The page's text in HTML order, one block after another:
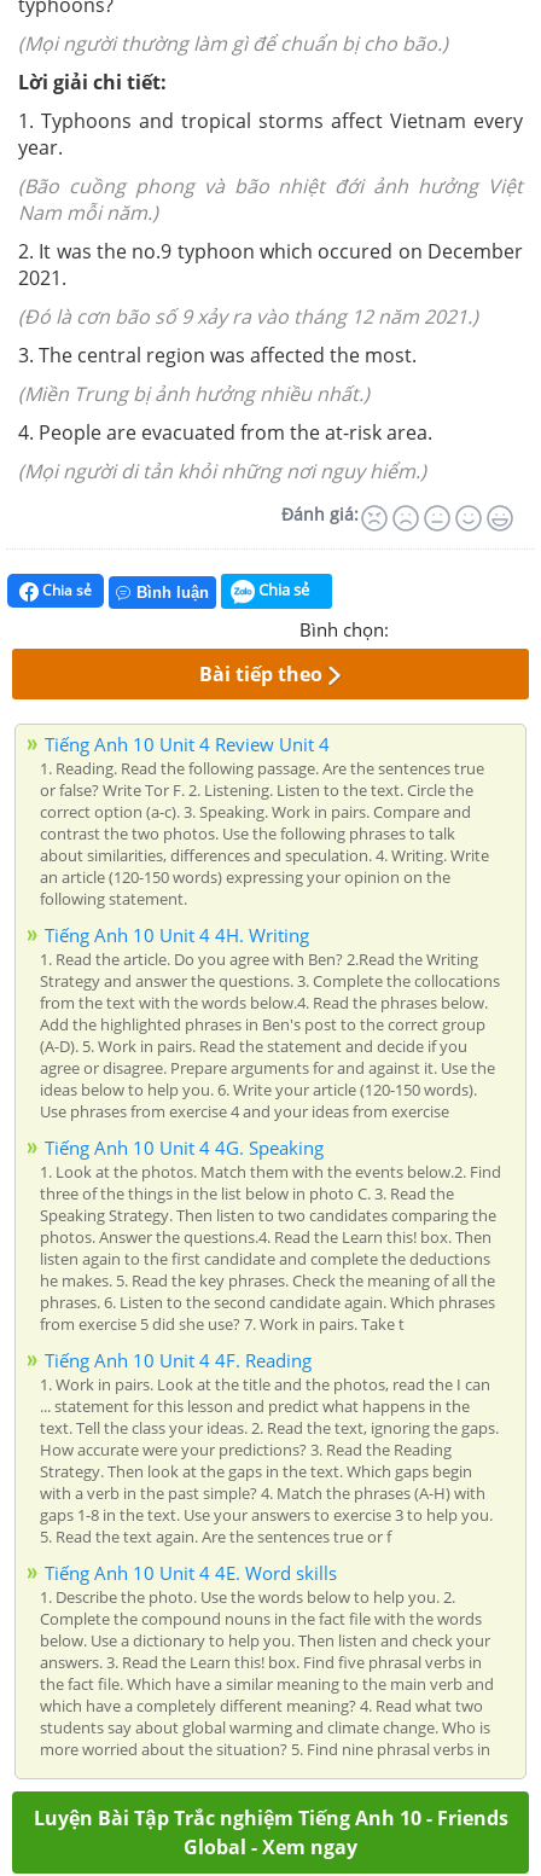
typhoons?
(Mọi người thường làm gì để chuẩn bị cho bão.)
Lời giải chi tiết:
1. Typhoons and tropical storms affect Vietnam every
year.
(Bão cuồng phong và bão nhiệt đới ảnh hưởng Việt
Nam mỗi năm.)
2. It was the no.9 typhoon which occured on December
2021.
(Đó là cơn bão số 9 xảy ra vào tháng 12 năm 2021.)
3. The central region was affected the most.
(Miền Trung bị ảnh hưởng nhiều nhất.)
4. People are evacuated from the at-risk area.
(Mọi người di tản khỏi những nơi nguy hiểm.)
Đánh giá:
Chia sẻ Bình luận Chia sẻ
Bình chọn:
Bài tiếp theo
Tiếng Anh 10 Unit 4 Review Unit 4
1. Reading. Read the following passage. Are the sentences true
or false? Write Tor F. 2. Listening. Listen to the text. Circle the
correct option (a-c). 3. Speaking. Work in pairs. Compare and
contrast the two photos. Use the following phrases to talk
about similarities, differences and speculation. 4. Writing. Write
an article (120-150 words) expressing your opinion on the
following statement.
Tiếng Anh 10 Unit 4 4H. Writing
1. Read the article. Do you agree with Ben? 2.Read the Writing
Strategy and answer the questions. 3. Complete the collocations
from the text with the words below.4. Read the phrases below.
Add the highlighted phrases in Ben's post to the correct group
(A-D). 5. Work in pairs. Read the statement and decide if you
agree or disagree. Prepare arguments for and against it. Use the
ideas below to help you. 6. Write your article (120-150 words).
Use phrases from exercise 4 and your ideas from exercise
Tiếng Anh 10 Unit 4 4G. Speaking
1. Look at the photos. Match them with the events below.2. Find
three of the things in the list below in photo C. 3. Read the
Speaking Strategy. Then listen to two candidates comparing the
photos. Answer the questions.4. Read the Learn this! box. Then
listen again to the first candidate and complete the deductions
he makes. 5. Read the key phrases. Check the meaning of all the
phrases. 6. Listen to the second candidate again. Which phrases
from exercise 5 did she use? 7. Work in pairs. Take t
Tiếng Anh 10 Unit 4 4F. Reading
1. Work in pairs. Look at the title and the photos, read the I can
... statement for this lesson and predict what happens in the
text. Tell the class your ideas. 2. Read the text, ignoring the gaps.
How accurate were your predictions? 3. Read the Reading
Strategy. Then look at the gaps in the text. Which gaps begin
with a verb in the past simple? 4. Match the phrases (A-H) with
gaps 1-8 in the text. Use your answers to exercise 3 to help you.
5. Read the text again. Are the sentences true or f
Tiếng Anh 10 Unit 4 4E. Word skills
1. Describe the photo. Use the words below to help you. 2.
Complete the compound nouns in the fact file with the words
below. Use a dictionary to help you. Then listen and check your
answers. 3. Read the Learn this! box. Find five phrasal verbs in
the fact file. Which have a similar meaning to the main verb and
which have a completely different meaning? 4. Read what two
students say about global warming and climate change. Who is
more worried about the situation? 5. Find nine phrasal verbs in
Luyện Bài Tập Trắc nghiệm Tiếng Anh 10 - Friends
Global - Xem ngay